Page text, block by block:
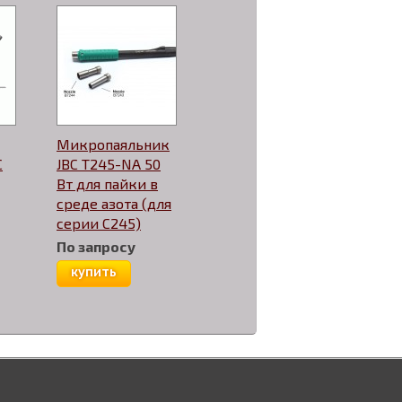
Микропаяльник
JBC T245-NA 50
Вт для пайки в
среде азота (для
серии С245)
По запросу
купить